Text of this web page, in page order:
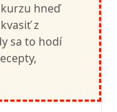
hneď
z
sa to hodí